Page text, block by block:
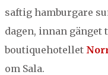
saftig ham­bur­gare
dagen, innan gänget
bou­tique­hotel­let
om Sala.